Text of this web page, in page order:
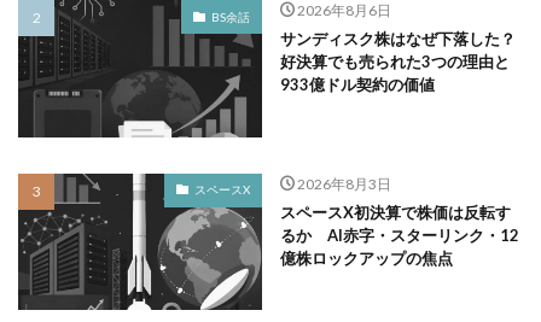
BS余話 2026年8月6日
サンディスク株はなぜ下落した？
好決算でも売られた3つの理由と
933億ドル契約の価値
スペースX 2026年8月3日
スペースX初決算で株価は反転す
るか AI赤字・スターリンク・12
億株ロックアップの焦点